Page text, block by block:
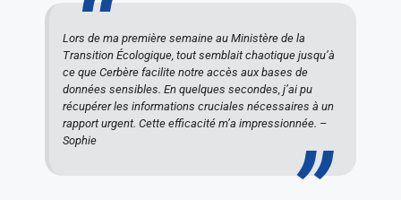
Lors de ma première semaine au Ministère de la
Transition Écologique, tout semblait chaotique jusqu’à
ce que Cerbère facilite notre accès aux bases de
données sensibles. En quelques secondes, j’ai pu
récupérer les informations cruciales nécessaires à un
rapport urgent. Cette efficacité m’a impressionnée. –
Sophie